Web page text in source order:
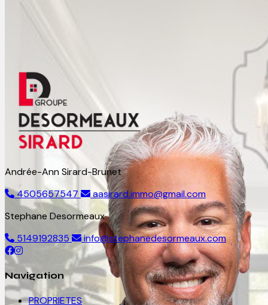
Andrée-Ann Sirard-Brunet
4505657547
aasirard.immo@gmail.com
Stephane Desormeaux
5149192835
info@stephanedesormeaux.com
Navigation
PROPRIETES